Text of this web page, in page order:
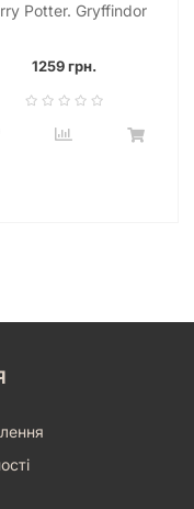
Potter. Gryffindor
1259 грн.